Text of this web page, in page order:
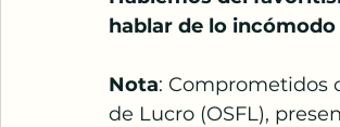
hablar de lo
Nota: Comprometidos
de Lucro (OSFL),